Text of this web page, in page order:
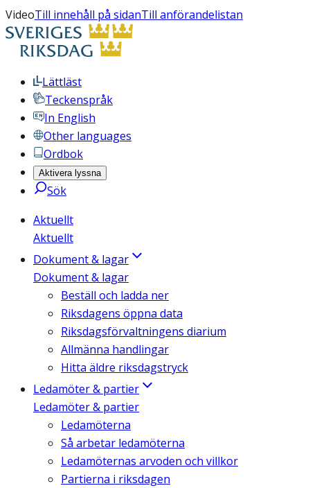
VideoTill innehåll på sidanTill anförandelistan
Lättläst
Teckenspråk
In English
Other languages
Ordbok
Aktivera lyssna
Sök
Aktuellt
Aktuellt
Dokument & lagar
Dokument & lagar
Beställ och ladda ner
Riksdagens öppna data
Riksdagsförvaltningens diarium
Allmänna handlingar
Hitta äldre riksdagstryck
Ledamöter & partier
Ledamöter & partier
Ledamöterna
Så arbetar ledamöterna
Ledamöternas arvoden och villkor
Partierna i riksdagen